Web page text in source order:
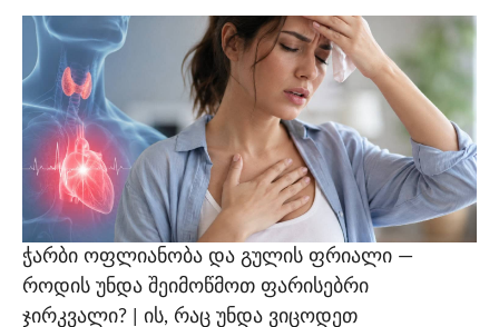
ჭარბი ოფლიანობა და გულის ფრიალი —
როდის უნდა შეიმოწმოთ ფარისებრი
ჯირკვალი? | ის, რაც უნდა ვიცოდეთ